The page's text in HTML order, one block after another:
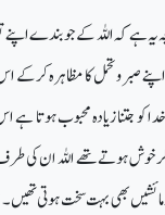
یہ ہے کہ اللہ کے جوبندے
صبر وتحمل کا مظاہرہ کرکے
کو جتنا زیادہ محبوب
کر خوش ہوتے تھے اللہ ان کی
بھی بہت سخت ہوتی تھیں۔